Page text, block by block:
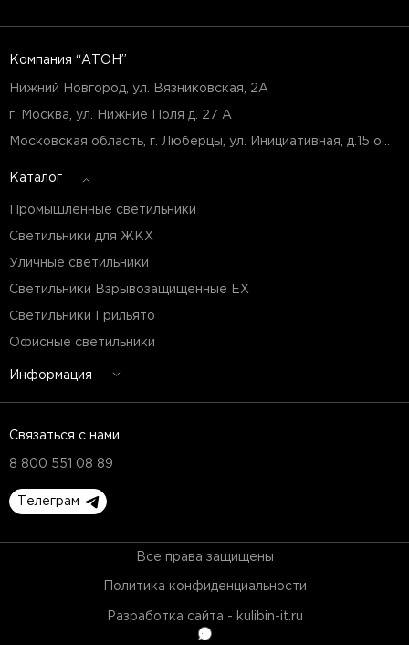
Компания “АТОН”
Нижний Новгород, ул. Вязниковская, 2А
г. Москва, ул. Нижние Поля д. 27 А
Каталог
Промышленные светильники
Светильники для ЖКХ
Уличные светильники
Светильники Взрывозащищенные EX
Светильники Грильято
Офисные светильники
Информация
Связаться с нами
8 800 551 08 89
Телеграм
Все права защищены
Политика конфиденциальности
Разработка сайта - kulibin-it.ru